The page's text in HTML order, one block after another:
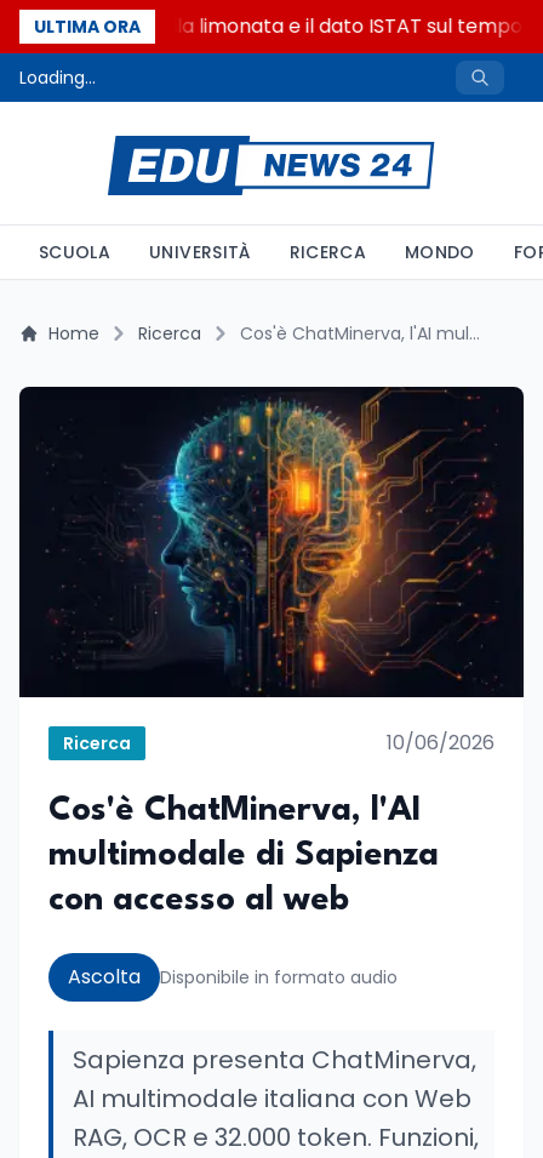
ULTIMA ORA
La denuncia della limonata e il dato ISTAT sul tempo
Loading...
SCUOLA UNIVERSITÀ RICERCA MONDO
Home Ricerca Cos'è ChatMinerva, l'AI multimodale di Sapienza con accesso al web
Ricerca 10/06/2026
Cos'è ChatMinerva, l'AI
multimodale di Sapienza
con accesso al web
Ascolta Disponibile in formato audio
Sapienza presenta ChatMinerva,
AI multimodale italiana con Web
RAG, OCR e 32.000 token. Funzioni,